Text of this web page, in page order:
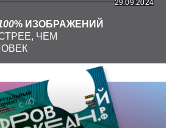
29.09.2024
% ИЗОБРАЖЕНИЙ
ЧЕМ